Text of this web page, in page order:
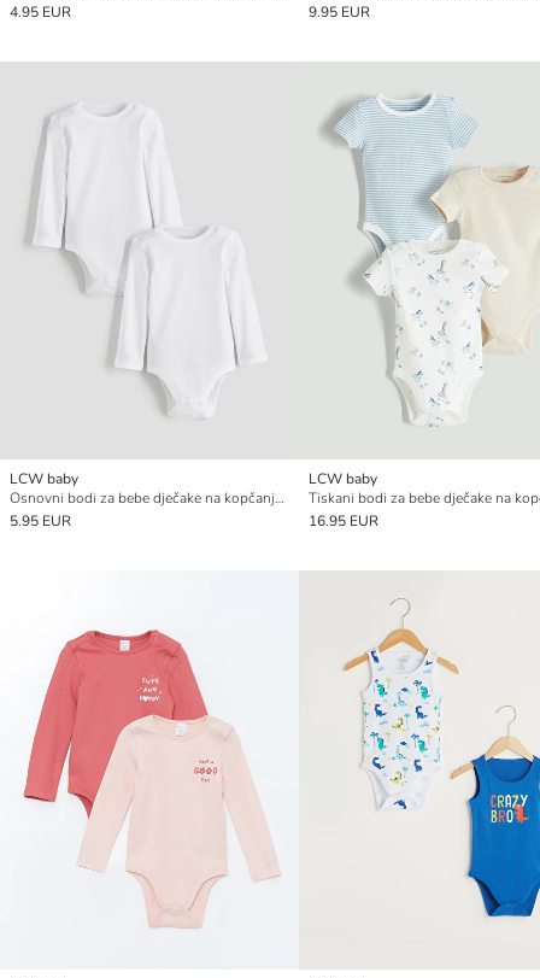
4.95 EUR
9.95 EUR
LCW baby
Osnovni bodi za bebe dječake na kopčanje, pakiranje od 2 komada
5.95 EUR
LCW baby
16.95 EUR